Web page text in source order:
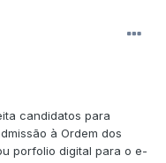
candidatos para
à Ordem dos
porfolio digital para o e-